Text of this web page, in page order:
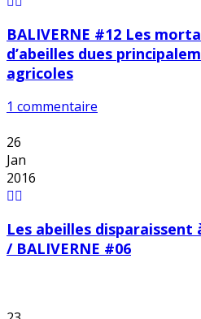
BALIVERNE #12 Les
d’abeilles dues
agricoles
1 commentaire
26
Jan
2016
Les abeilles disparaissent
/ BALIVERNE #06